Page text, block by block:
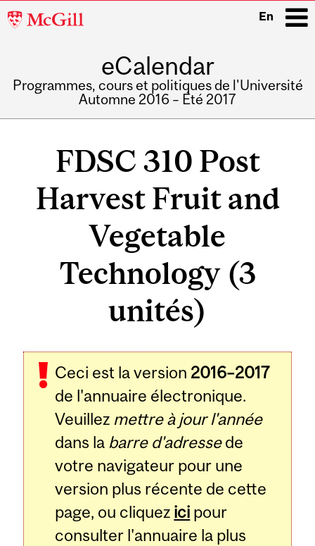
McGill
En
eCalendar
Programmes, cours et politiques de l'Université
Automne 2016 – Été 2017
FDSC 310 Post
Harvest Fruit and
Vegetable
Technology (3
unités)
Ceci est la version 2016–2017
de l'annuaire électronique.
Veuillez mettre à jour l'année
dans la barre d'adressede
votre navigateur pour une
version plus récente de cette
page, ou cliquez ici pour
consulter l'annuaire la plus